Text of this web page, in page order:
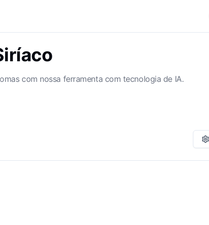
com nossa ferramenta com tecnologia de IA.